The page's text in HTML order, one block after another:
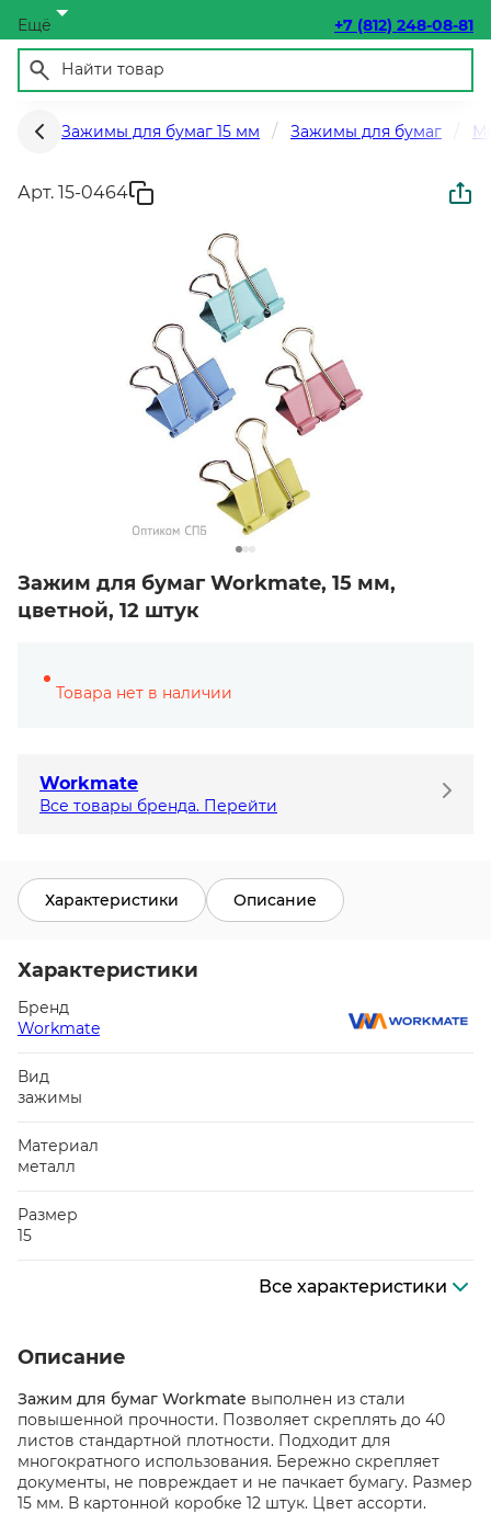
Ещё +7 (812) 248-08-81
Зажимы для бумаг 15 мм Зажимы для бумаг
Арт. 15-0464
Зажим для бумаг Workmate, 15 мм,
цветной, 12 штук
Товара нет в наличии
Workmate
Все товары бренда. Перейти
Характеристики Описание
Характеристики
Бренд
Workmate
Вид
зажимы
Материал
металл
Размер
15
Все характеристики
Описание
Зажим для бумаг Workmate выполнен из стали
повышенной прочности. Позволяет скреплять до 40
листов стандартной плотности. Подходит для
многократного использования. Бережно скрепляет
документы, не повреждает и не пачкает бумагу. Размер
15 мм. В картонной коробке 12 штук. Цвет ассорти.